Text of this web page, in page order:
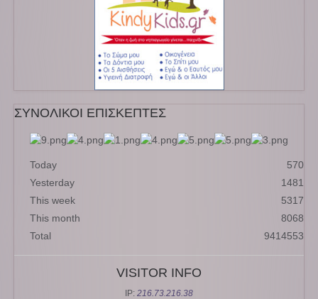
ΣΥΝΟΛΙΚΟΙ ΕΠΙΣΚΕΠΤΕΣ
Today
570
Yesterday
1481
This week
5317
This month
8068
Total
9414553
VISITOR INFO
IP: 216.73.216.38